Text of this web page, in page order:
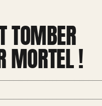
TOMBER
MORTEL !